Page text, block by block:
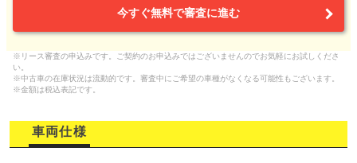
今すぐ無料で審査に進む
※リース審査の申込みです。ご契約のお申込みではございませんのでお気軽にお試しくださ
い。
※中古車の在庫状況は流動的です。審査中にご希望の車種がなくなる可能性もございます。
※金額は税込表記です。
車両仕様